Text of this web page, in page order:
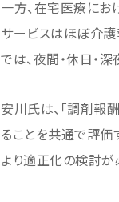
一方、在宅医療にお
サービスはほぼ介
では、夜間・休日・
安川氏は、「調剤報
ることを共通で評価
より適正化の検討が